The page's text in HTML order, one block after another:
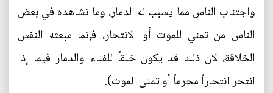
واجتناب الناس مما يسبب له الدمار، وما نشاهده في بعض
الناس من تمني للموت أو الانتحار، فإنما مبعثه النفس
الخلاقة، لان ذلك قد يكون خلقاً للفناء والدمار فيما إذا
انتحر انتحاراً محرماً أو تمنى الموت).